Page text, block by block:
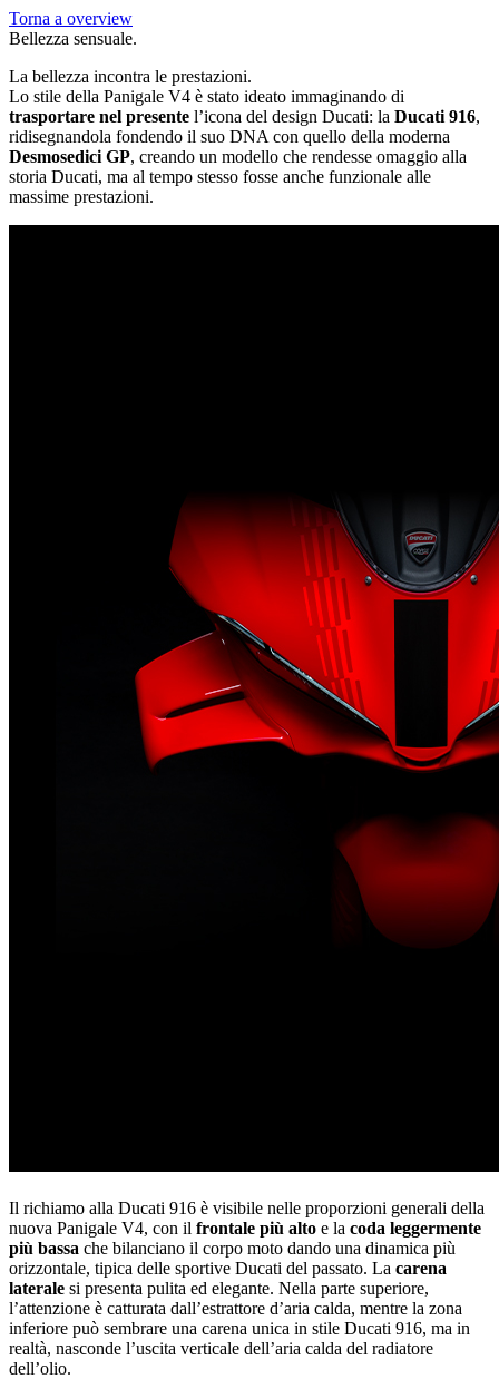
Torna a overview
Bellezza sensuale.
La bellezza incontra le prestazioni.
Lo stile della Panigale V4 è stato ideato immaginando di
trasportare nel presente l’icona del design Ducati: la Ducati 916,
ridisegnandola fondendo il suo DNA con quello della moderna
Desmosedici GP, creando un modello che rendesse omaggio alla
storia Ducati, ma al tempo stesso fosse anche funzionale alle
massime prestazioni.
Il richiamo alla Ducati 916 è visibile nelle proporzioni generali della
nuova Panigale V4, con il frontale più alto e la coda leggermente
più bassa che bilanciano il corpo moto dando una dinamica più
orizzontale, tipica delle sportive Ducati del passato. La carena
laterale si presenta pulita ed elegante. Nella parte superiore,
l’attenzione è catturata dall’estrattore d’aria calda, mentre la zona
inferiore può sembrare una carena unica in stile Ducati 916, ma in
realtà, nasconde l’uscita verticale dell’aria calda del radiatore
dell’olio.